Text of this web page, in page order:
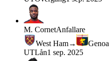
M. CornetAnfallare
West Ham→
Genoa
UTLån1 sep. 2025